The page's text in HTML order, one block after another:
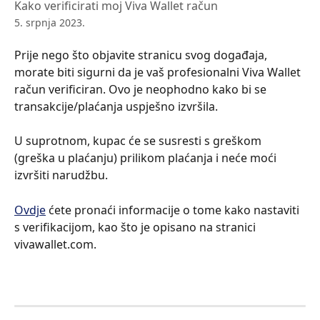
Kako verificirati moj Viva Wallet račun
5. srpnja 2023.
Prije nego što objavite stranicu svog događaja,
morate biti sigurni da je vaš profesionalni Viva Wallet
račun verificiran. Ovo je neophodno kako bi se
transakcije/plaćanja uspješno izvršila.
U suprotnom, kupac će se susresti s greškom
(greška u plaćanju) prilikom plaćanja i neće moći
izvršiti narudžbu.
Ovdje ćete pronaći informacije o tome kako nastaviti
s verifikacijom, kao što je opisano na stranici
vivawallet.com.